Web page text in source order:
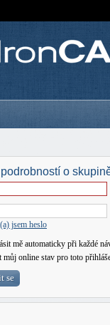
o
jsem heslo
mě automaticky při každé
můj online stav pro toto